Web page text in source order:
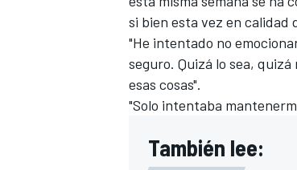
si bien esta vez en calidad
"He intentado no
seguro. Quizá lo sea,
esas cosas".
"Solo intentaba
También lee: